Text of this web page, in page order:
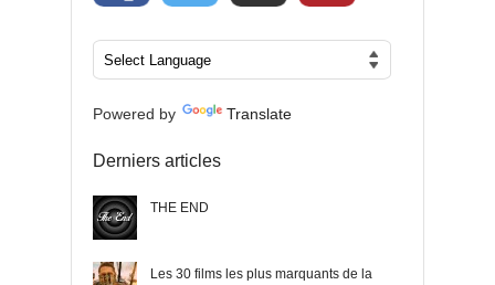
Powered by Translate
Derniers articles
THE END
Les 30 films les plus marquants de la